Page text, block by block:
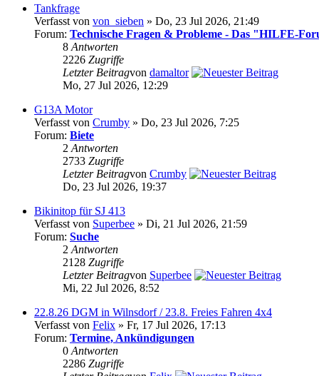
Tankfrage
Verfasst von von_sieben » Do, 23 Jul 2026, 21:49
Forum: Technische Fragen & Probleme - Das "HILFE-
8 Antworten
2226 Zugriffe
Letzter Beitragvon damaltor
Mo, 27 Jul 2026, 12:29
G13A Motor
Verfasst von Crumby » Do, 23 Jul 2026, 7:25
Forum: Biete
2 Antworten
2733 Zugriffe
Letzter Beitragvon Crumby
Do, 23 Jul 2026, 19:37
Bikinitop für SJ 413
Verfasst von Superbee » Di, 21 Jul 2026, 21:59
Forum: Suche
2 Antworten
2128 Zugriffe
Letzter Beitragvon Superbee
Mi, 22 Jul 2026, 8:52
22.8.26 DGM in Wilnsdorf / 23.8. Freies Fahren 4x4
Verfasst von Felix » Fr, 17 Jul 2026, 17:13
Forum: Termine, Ankündigungen
0 Antworten
2286 Zugriffe